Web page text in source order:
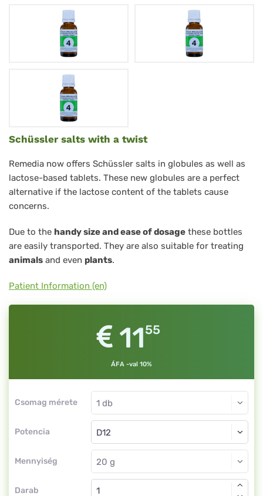
Kalium
chloratum
D12
Nr.
4
Biochemie
nach
Dr.
Schüßler
Schüssler salts with a twist
Remedia now offers Schüssler salts in globules as well as
lactose-based tablets. These new globules are a perfect
alternative if the lactose content of the tablets cause
concerns.
Due to the handy size and ease of dosage these bottles
are easily transported. They are also suitable for treating
animals and even plants.
Patient Information (en)
1155
ÁFA -val 10%
Csomag mérete
Potencia
Mennyiség
Darab